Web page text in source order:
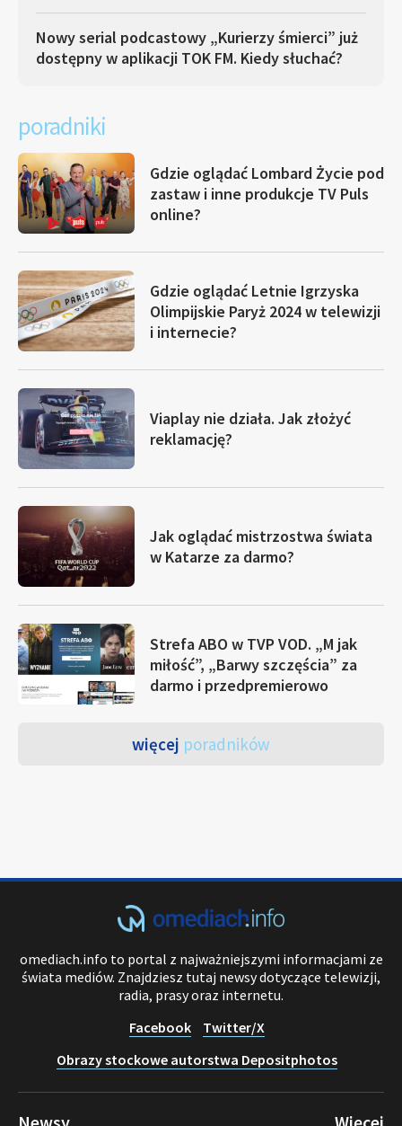
Nowy serial podcastowy „Kurierzy śmierci” już
dostępny w aplikacji TOK FM. Kiedy słuchać?
poradniki
Gdzie oglądać Lombard Życie pod
zastaw i inne produkcje TV Puls
online?
Gdzie oglądać Letnie Igrzyska
Olimpijskie Paryż 2024 w telewizji
i internecie?
Viaplay nie działa. Jak złożyć
reklamację?
Jak oglądać mistrzostwa świata
w Katarze za darmo?
Strefa ABO w TVP VOD. „M jak
miłość”, „Barwy szczęścia” za
darmo i przedpremierowo
więcej poradników
omediach.info to portal z najważniejszymi informacjami ze
świata mediów. Znajdziesz tutaj newsy dotyczące telewizji,
radia, prasy oraz internetu.
Facebook
Twitter/X
Obrazy stockowe autorstwa Depositphotos